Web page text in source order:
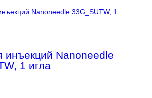
инъекций Nanoneedle
1 игла